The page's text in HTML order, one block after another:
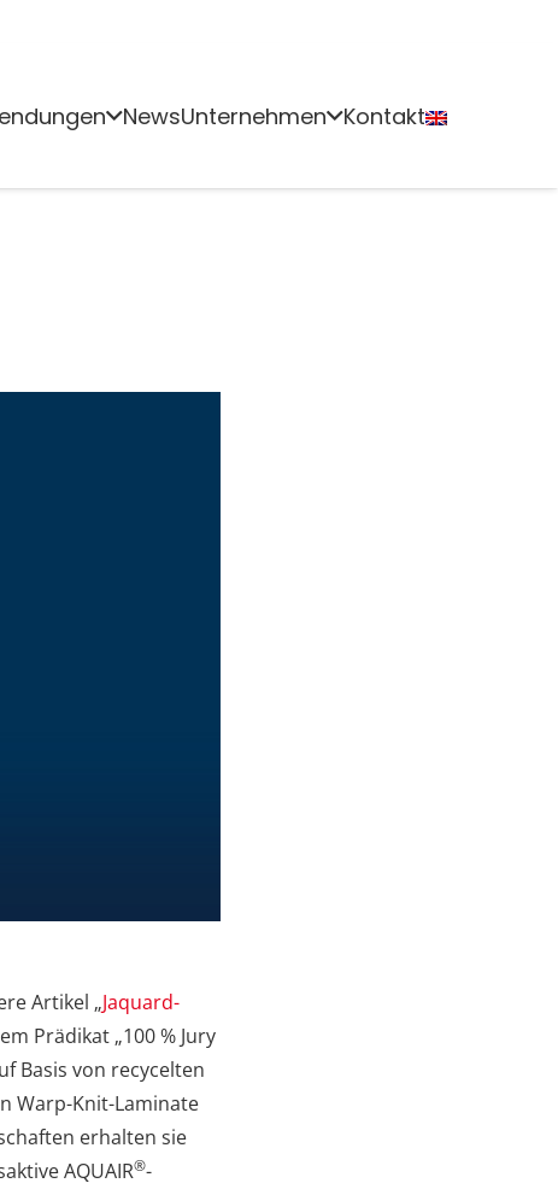
NewsUnternehmen Kontakt
Artikel „Jaquard-
Prädikat „100 % Jury
Basis von recycelten
Warp-Knit-Laminate
erhalten sie
AQUAIR®-